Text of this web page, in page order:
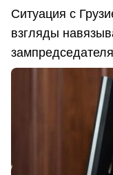
Ситуация с
взгляды